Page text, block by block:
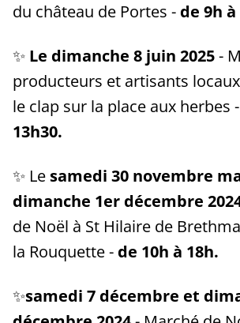
du château de Portes - de 9h à
✨ Le dimanche 8 juin 2025-
producteurs et artisants
le clap sur la place aux herbes -
13h30.
✨ Le samedi 30 novembre
dimanche 1er décembre
de Noël à St Hilaire de
la Rouquette - de 10h à 18h.
✨samedi 7 décembre et